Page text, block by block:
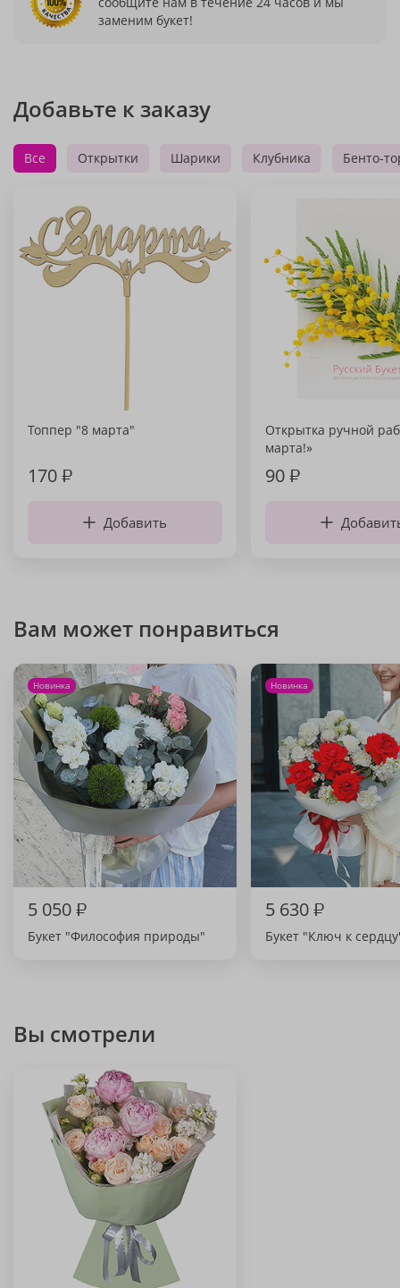
заменим букет!
Добавьте к заказу
Все Открытки Шарики Клубника Бенто-
Топпер "8 марта"
170₽
Добавить
Открытка ручной
марта!»
90₽
Вам может понравиться
Новинка
5 050₽
Букет "Философия природы"
Новинка
5 630₽
Букет "Ключ к
Вы смотрели